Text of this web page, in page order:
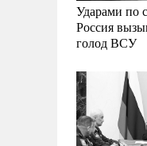
Ударами по
Россия
голод ВСУ